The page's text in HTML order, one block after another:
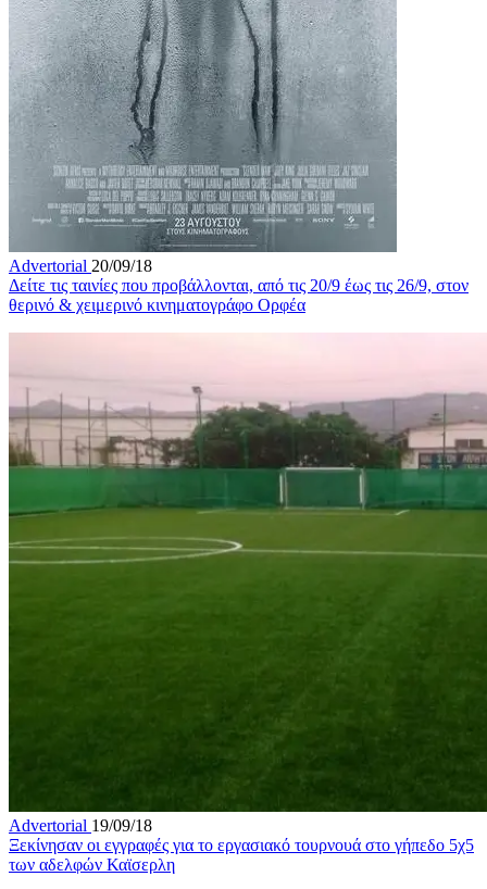
Advertorial 20/09/18
Δείτε τις ταινίες που προβάλλονται, από τις 20/9 έως τις 26/9, στον
θερινό & χειμερινό κινηματογράφο Ορφέα
Advertorial 19/09/18
Ξεκίνησαν οι εγγραφές για το εργασιακό τουρνουά στο γήπεδο 5χ5
των αδελφών Καϊσερλη